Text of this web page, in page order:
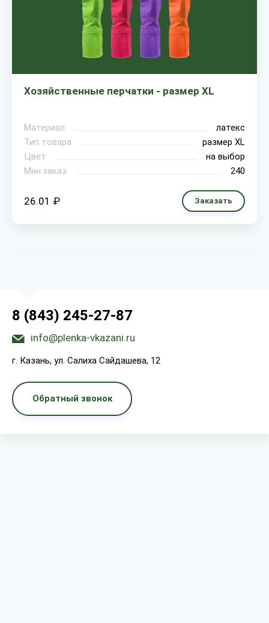
Хозяйственные перчатки - размер XL
Материал
латекс
Тип товара
размер XL
Цвет
на выбор
Мин.заказ
240
26.01 ₽ Заказать
8 (843) 245-27-87
info@plenka-vkazani.ru
г. Казань, ул. Салиха Сайдашева, 12
Обратный звонок